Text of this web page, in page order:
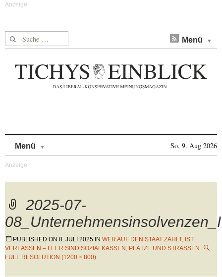
Suche nach: Menü
Menü So, 9. Aug 2026
2025-07-
PUBLISHED ON 8. JULI 2025 IN WER AUF DEN STAAT ZÄHLT, IST
VERLASSEN – LEER SIND SOZIALKASSEN, PLÄTZE UND STRASSEN
FULL RESOLUTION (1200 × 800)